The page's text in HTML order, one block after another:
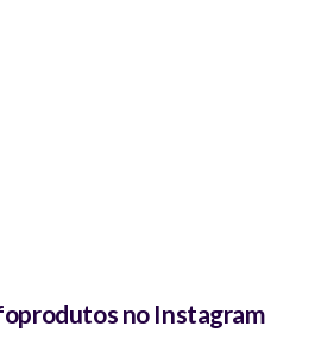
no Instagram